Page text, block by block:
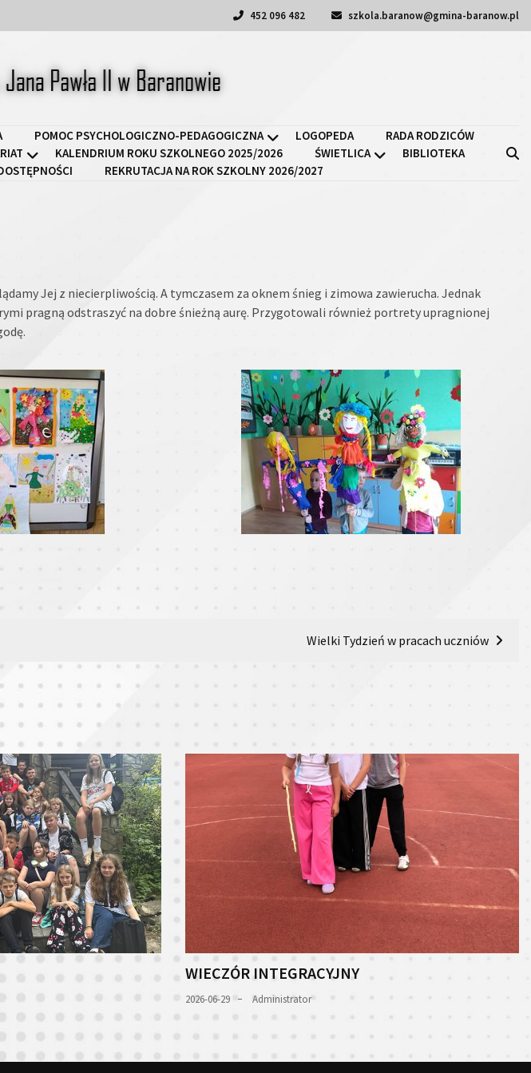
452 096 482 szkola.baranow@gmina-baranow.pl
Jana Pawła II w Baranowie
POMOC PSYCHOLOGICZNO-PEDAGOGICZNA LOGOPEDA
RADA RODZICÓW
KALENDRIUM ROKU SZKOLNEGO 2025/2026 ŚWIETLICA
BIBLIOTEKA
REKRUTACJA NA ROK SZKOLNY 2026/2027
Jej z niecierpliwością. A tymczasem za oknem śnieg i zimowa zawierucha. Jednak
pragną odstraszyć na dobre śnieżną aurę. Przygotowali również portrety upragnionej
Wielki Tydzień w pracach uczniów
WIECZÓR INTEGRACYJNY
2026-06-29 Administrator